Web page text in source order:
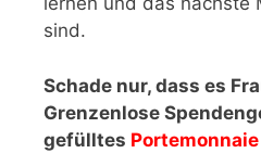
sind.
Schade nur, dass es
Grenzenlose
gefülltes Portemonnaie